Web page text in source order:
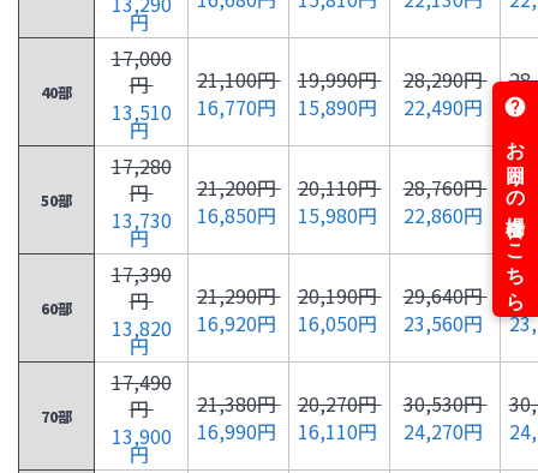
円
40部
17,000
円
13,510
円
21,100円
16,770円
19,990円
15,890円
28,290円
22,490円
50部
17,280
円
13,730
円
21,200円
16,850円
20,110円
15,980円
28,760円
22,860円
60部
17,390
円
13,820
円
21,290円
16,920円
20,190円
16,050円
29,640円
23,560円
70部
17,490
円
13,900
円
21,380円
16,990円
20,270円
16,110円
30,530円
24,270円